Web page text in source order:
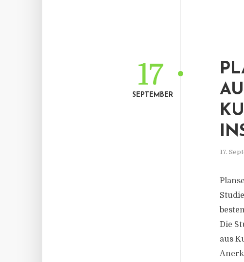
17.
17
SEPTEMBER
Die
aus